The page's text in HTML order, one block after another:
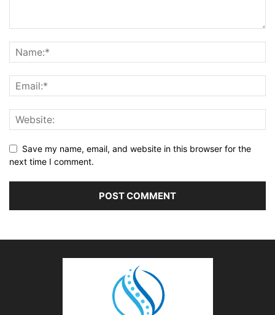
Save my name, email, and website in this browser for the
next time I comment.